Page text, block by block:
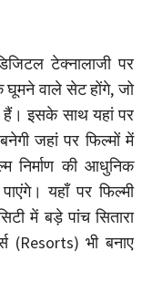
टेक्नालाजी पर
घूमने वाले सेट होंगे, जो
हैं। इसके साथ यहां पर
जहां पर फिल्मों में
निर्माण की आधुनिक
यहाँ पर फिल्मी
में बड़े पांच सितारा
(Resorts) भी बनाए